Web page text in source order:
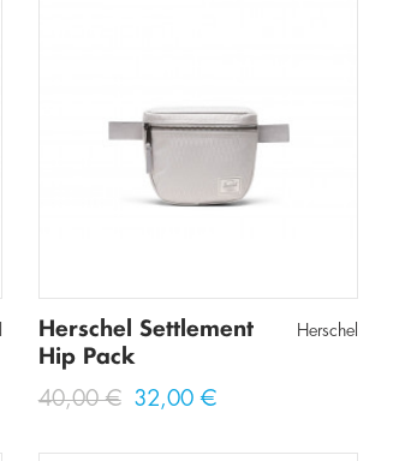
Herschel Settlement
Hip Pack
Herschel
40,00 € 32,00 €